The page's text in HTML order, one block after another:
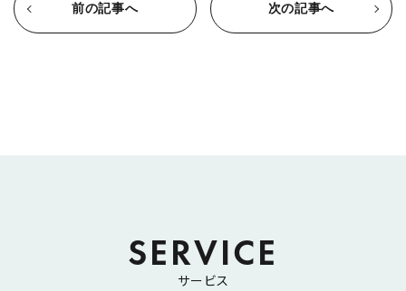
前の記事へ 次の記事へ
SERVICE
サービス